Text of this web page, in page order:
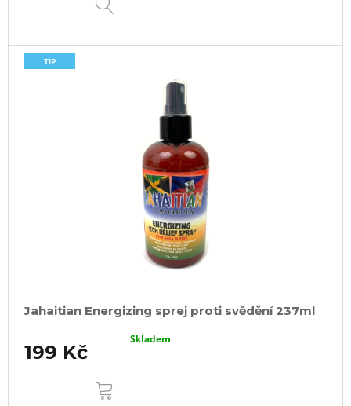
TIP
Jahaitian Energizing sprej proti svědění 237ml
199 Kč
Skladem